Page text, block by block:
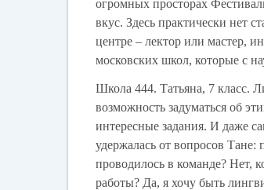
огромных просторах
вкус. Здесь практически нет
центре – лектор или мастер,
московских школ, которые с
Школа 444. Татьяна, 7 класс.
возможность задуматься об
интересные задания. И даже
удержалась от вопросов
проводилось в команде? Нет,
работы? Да, я хочу быть